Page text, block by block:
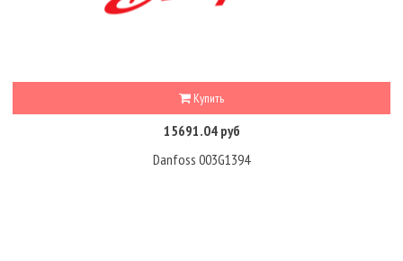
Купить
15691.04 руб
Danfoss 003G1394